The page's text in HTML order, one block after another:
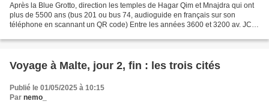
Après la Blue Grotto, direction les temples de Hagar Qim et Mnajdra qui ont
plus de 5500 ans (bus 201 ou bus 74, audioguide en français sur son
téléphone en scannant un QR code) Entre les années 3600 et 3200 av. JC,
Voyage à Malte, jour 2, fin : les trois cités
Publié le 01/05/2025 à 10:15
Par nemo_